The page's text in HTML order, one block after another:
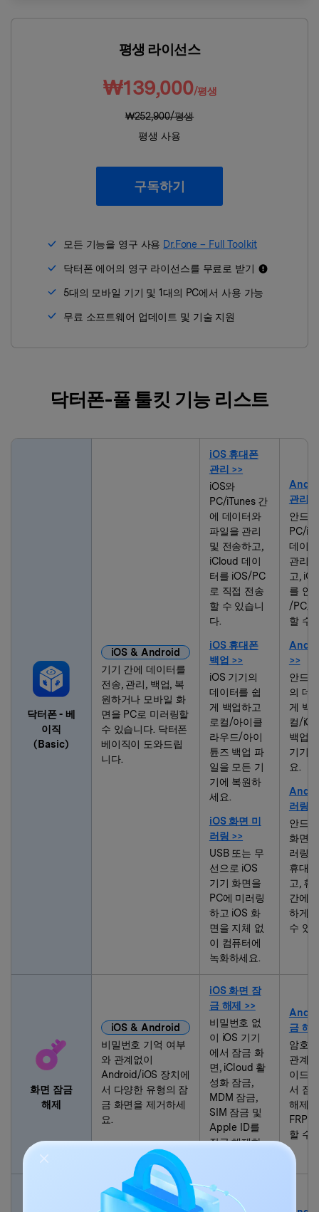
평생 라이선스
₩139,000/평생
₩252,900/평생
평생 사용
구독하기
모든 기능을 영구 사용 Dr.Fone – Full Toolkit
닥터폰 에어의 영구 라이선스를 무료로 받기
5대의 모바일 기기 및 1대의 PC에서 사용 가능
무료 소프트웨어 업데이트 및 기술 지원
닥터폰-풀 툴킷 기능 리스트
닥터폰 - 베
이직
(Basic)
iOS & Android
기기 간에 데이터를
전송, 관리, 백업, 복
원하거나 모바일 화
면을 PC로 미러링할
수 있습니다. 닥터폰
베이직이 도와드립
니다.
iOS 휴대폰
관리 >>
iOS와
PC/iTunes 간
에 데이터와
파일을 관리
및 전송하고,
iCloud 데이
터를 iOS/PC
로 직접 전송
할 수 있습니
다.
iOS 휴대폰
백업 >>
iOS 기기의
데이터를 쉽
게 백업하고
로컬/아이클
라우드/아이
튠즈 백업 파
일을 모든 기
기에 복원하
세요.
iOS 화면 미
러링 >>
USB 또는 무
선으로 iOS
기기 화면을
PC에 미러링
하고 iOS 화
면을 지체 없
이 컴퓨터에
녹화하세요.
관리
안드
PC/
데이
관리
고,
를 안
/PC로
할 수
>>
안드
의 데
게 백
컬/
백업
기기
요.
러링
안드
화면
러링
휴대
고, 휴
간에
하게
수 있
화면 잠금
해제
iOS & Android
비밀번호 기억 여부
와 관계없이
Android/iOS 장치에
서 다양한 유형의 잠
금 화면을 제거하세
요.
iOS 화면 잠
금 해제 >>
비밀번호 없
이 iOS 기기
에서 잠금 화
면, iCloud 활
성화 잠금,
MDM 잠금,
SIM 잠금 및
Apple ID를
잠금 해제하
금 해
암호
관계
이드
서 잠
해제
FRP
할 수
iOS 데이터
복구 >>